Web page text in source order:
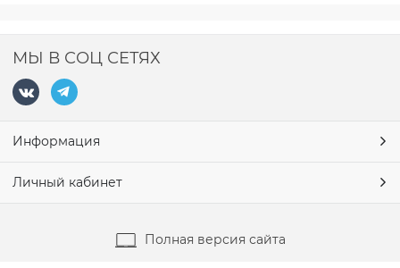
МЫ В СОЦ СЕТЯХ
Информация
Личный кабинет
Полная версия сайта